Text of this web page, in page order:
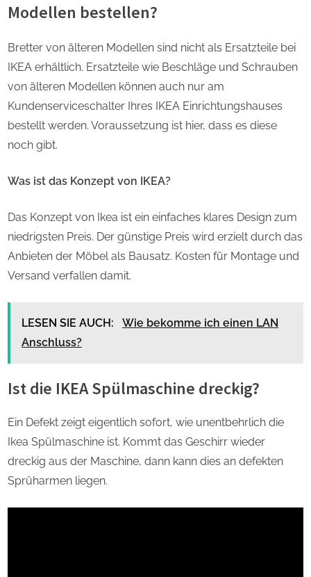
Modellen bestellen?
Bretter von älteren Modellen sind nicht als Ersatzteile bei
IKEA erhältlich. Ersatzteile wie Beschläge und Schrauben
von älteren Modellen können auch nur am
Kundenserviceschalter Ihres IKEA Einrichtungshauses
bestellt werden. Voraussetzung ist hier, dass es diese
noch gibt.
Was ist das Konzept von IKEA?
Das Konzept von Ikea ist ein einfaches klares Design zum
niedrigsten Preis. Der günstige Preis wird erzielt durch das
Anbieten der Möbel als Bausatz. Kosten für Montage und
Versand verfallen damit.
LESEN SIE AUCH:
Wie bekomme ich einen LAN
Anschluss?
Ist die IKEA Spülmaschine dreckig?
Ein Defekt zeigt eigentlich sofort, wie unentbehrlich die
Ikea Spülmaschine ist. Kommt das Geschirr wieder
dreckig aus der Maschine, dann kann dies an defekten
Sprüharmen liegen.